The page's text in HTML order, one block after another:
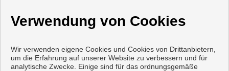
Verwendung von Cookies
Wir verwenden eigene Cookies und Cookies von Drittanbietern,
um die Erfahrung auf unserer Website zu verbessern und für
analytische Zwecke. Einige sind für das ordnungsgemäße